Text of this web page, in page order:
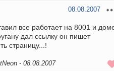
08.08.2007
все работает на 8001 и
дал ссылку он пишет
страницу...!
- 08.08.2007